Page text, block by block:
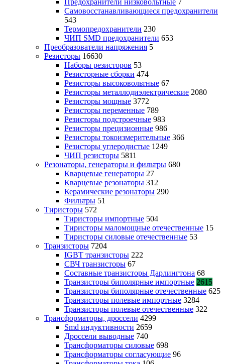
Самовосстанавливающиеся предохранители
543
Термопредохранители 230
ЧИП SMD предохранители 653
Преобразователи напряжения 5
Резисторы 16630
Наборы резисторов 53
Резисторные сборки 474
Резисторы высоковольтные 67
Резисторы металлодиэлектрические 2080
Резисторы мощные 3772
Резисторы переменные 789
Резисторы подстроечные 983
Резисторы прецизионные 986
Резисторы токоизмерительные 366
Резисторы углеродистые 1249
ЧИП резисторы 5811
Резонаторы, генераторы и фильтры 680
Кварцевые генераторы 27
Кварцевые резонаторы 312
Керамические резонаторы 290
Фильтры 51
Тиристоры 572
Тиристоры импортные 504
Тиристоры маломощные отечественные 15
Тиристоры силовые отечественные 53
Транзисторы 7204
IGBT транзисторы 222
СВЧ транзисторы 67
Составные транзисторы Дарлингтона 68
Транзисторы биполярные импортные 2615
Транзисторы биполярные отечественные 625
Транзисторы полевые импортные 3284
Транзисторы полевые отечественные 322
Трансформаторы, дроссели 4299
Smd индуктивности 2659
Дроссели выводные 740
Трансформаторы силовые 698
Трансформаторы согласующие 96